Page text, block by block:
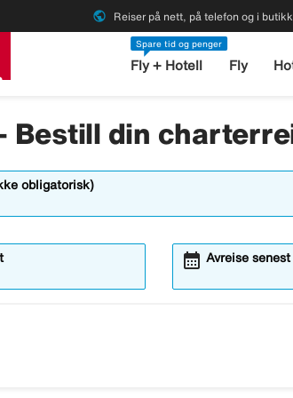
public Reiser på nett, på telefon og i butikk
Spare tid og penger
Fly + Hotell Fly
Bestill din
obligatorisk)
Avreise senest
calendar_month